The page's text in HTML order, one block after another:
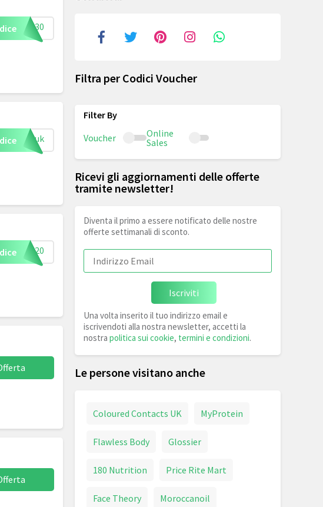
UK-30
dy-uk
UK-20
Filtra per Codici Voucher
Voucher
Online
Sales
Ricevi gli aggiornamenti delle offerte
tramite newsletter!
Diventa il primo a essere notificato delle nostre
offerte settimanali di sconto.
Iscriviti
Una volta inserito il tuo indirizzo email e
iscrivendoti alla nostra newsletter, accetti la
nostra politica sui cookie, termini e condizioni.
Le persone visitano anche
Coloured Contacts UK MyProtein
Flawless Body Glossier
180 Nutrition Price Rite Mart
Face Theory Moroccanoil